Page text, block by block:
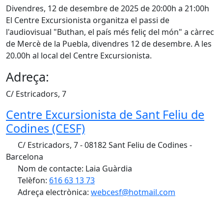
Divendres, 12 de desembre de 2025 de 20:00h a 21:00h
El Centre Excursionista organitza el passi de
l'audiovisual "Buthan, el país més feliç del món" a càrrec
de Mercè de la Puebla, divendres 12 de desembre. A les
20.00h al local del Centre Excursionista.
Adreça:
C/ Estricadors, 7
Centre Excursionista de Sant Feliu de
Codines (CESF)
C/ Estricadors, 7 - 08182 Sant Feliu de Codines -
Barcelona
Nom de contacte: Laia Guàrdia
Telèfon: 616 63 13 73
Adreça electrònica: webcesf@hotmail.com